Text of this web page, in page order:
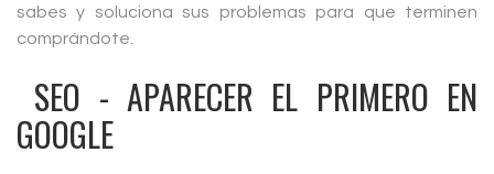
sabes y soluciona sus problemas para que terminen
comprándote.
SEO - APARECER EL PRIMERO EN
GOOGLE